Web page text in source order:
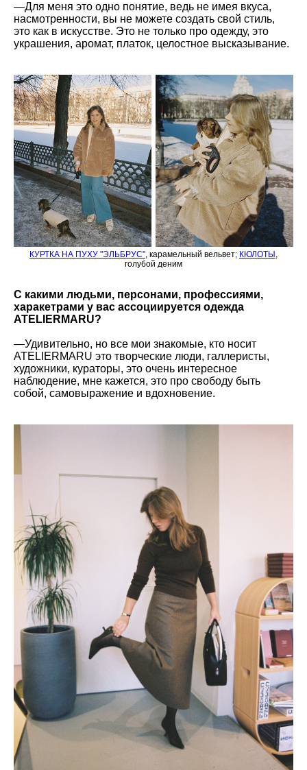
—Для меня это одно понятие, ведь не имея вкуса,
насмотренности, вы не можете создать свой стиль,
это как в искусстве. Это не только про одежду, это
украшения, аромат, платок, целостное высказывание.
КУРТКА НА ПУХУ "ЭЛЬБРУС", карамельный вельвет; КЮЛОТЫ ,
голубой деним
С какими людьми, персонами, профессиями,
харакетрами у вас ассоциируется одежда
ATELIERMARU?
—Удивительно, но все мои знакомые, кто носит
ATELIERMARU это творческие люди, галлеристы,
художники, кураторы, это очень интересное
наблюдение, мне кажется, это про свободу быть
собой, самовыражение и вдохновение.